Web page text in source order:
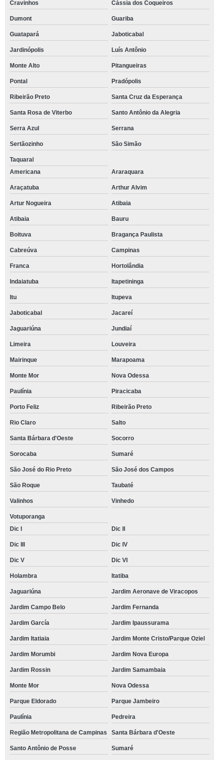
Cravinhos Cássia dos Coqueiros
Dumont Guariba
Guatapará Jaboticabal
Jardinópolis Luís Antônio
Monte Alto Pitangueiras
Pontal Pradópolis
Ribeirão Preto Santa Cruz da Esperança
Santa Rosa de Viterbo Santo Antônio da Alegria
Serra Azul Serrana
Sertãozinho São Simão
Taquaral
Americana
Araraquara
Araçatuba Arthur Alvim
Artur Nogueira Atibaia
Atibaia Bauru
Boituva Bragança Paulista
Cabreúva Campinas
Franca Hortolândia
Indaiatuba Itapetininga
Itu Itupeva
Jaboticabal Jacareí
Jaguariúna Jundiaí
Limeira Louveira
Mairinque Marapoama
Monte Mor Nova Odessa
Paulínia Piracicaba
Porto Feliz Ribeirão Preto
Rio Claro Salto
Santa Bárbara d'Oeste Socorro
Sorocaba Sumaré
São José do Rio Preto São José dos Campos
São Roque Taubaté
Valinhos Vinhedo
Votuporanga
Dic I
Dic II
Dic III Dic IV
Dic V Dic VI
Holambra Itatiba
Jaguariúna Jardim Aeronave de Viracopos
Jardim Campo Belo Jardim Fernanda
Jardim García Jardim Ipaussurama
Jardim Itatiaia Jardim Monte Cristo/Parque Oziel
Jardim Morumbi Jardim Nova Europa
Jardim Rossin Jardim Samambaia
Monte Mor Nova Odessa
Parque Eldorado Parque Jambeiro
Paulínia Pedreira
Região Metropolitana de Campinas Santa Bárbara d'Oeste
Santo Antônio de Posse Sumaré